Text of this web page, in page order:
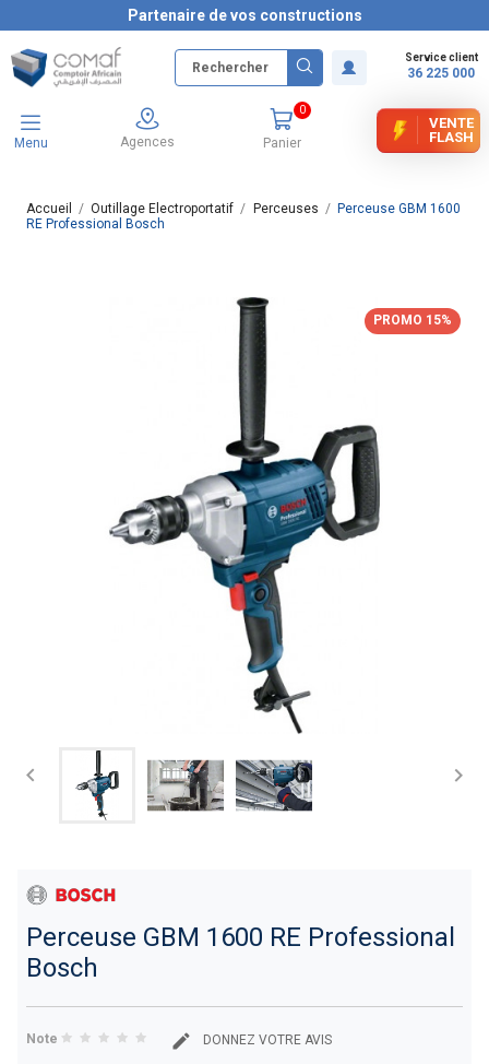
Partenaire de vos constructions
Service client
36 225 000
Menu Agences Panier
0
VENTE
FLASH
Accueil Outillage Electroportatif Perceuses
Perceuse GBM 1600
RE Professional Bosch
PROMO 15%
 
Perceuse GBM 1600 RE Professional
Bosch
Note DONNEZ VOTRE AVIS